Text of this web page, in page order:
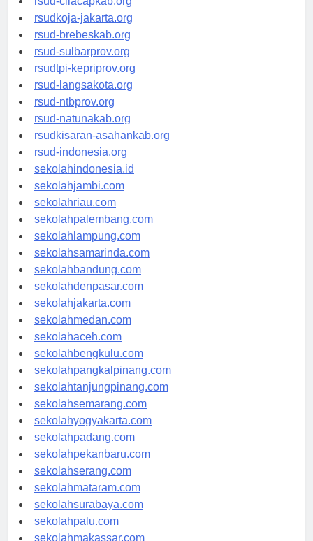
rsud-cilacapkab.org
rsudkoja-jakarta.org
rsud-brebeskab.org
rsud-sulbarprov.org
rsudtpi-kepriprov.org
rsud-langsakota.org
rsud-ntbprov.org
rsud-natunakab.org
rsudkisaran-asahankab.org
rsud-indonesia.org
sekolahindonesia.id
sekolahjambi.com
sekolahriau.com
sekolahpalembang.com
sekolahlampung.com
sekolahsamarinda.com
sekolahbandung.com
sekolahdenpasar.com
sekolahjakarta.com
sekolahmedan.com
sekolahaceh.com
sekolahbengkulu.com
sekolahpangkalpinang.com
sekolahtanjungpinang.com
sekolahsemarang.com
sekolahyogyakarta.com
sekolahpadang.com
sekolahpekanbaru.com
sekolahserang.com
sekolahmataram.com
sekolahsurabaya.com
sekolahpalu.com